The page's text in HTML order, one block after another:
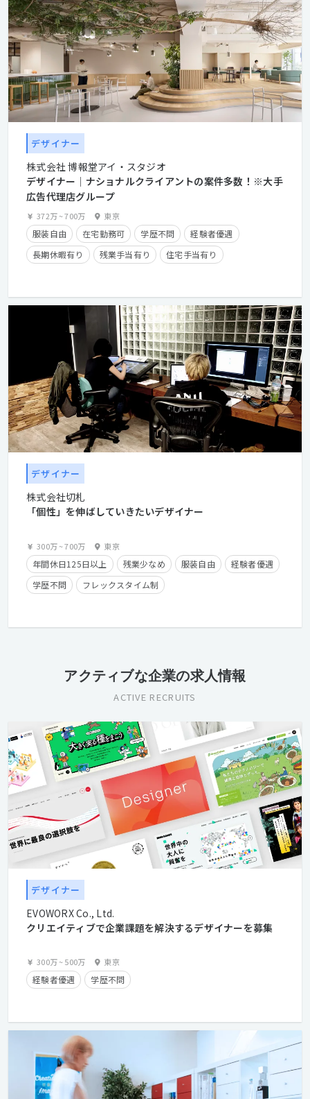
デザイナー
株式会社 博報堂アイ・スタジオ
デザイナー│ナショナルクライアントの案件多数！※大手
広告代理店グループ
372万~700万 東京
服装自由 在宅勤務可 学歴不問
経験者優遇
長期休暇有り
残業手当有り
住宅手当有り
デザイナー
株式会社切札
「個性」を伸ばしていきたいデザイナー
300万~700万 東京
年間休日125日以上 残業少なめ 服装自由
経験者優遇
学歴不問
フレックスタイム制
アクティブな企業の求人情報
ACTIVE RECRUITS
デザイナー
EVOWORX Co., Ltd.
クリエイティブで企業課題を解決するデザイナーを募集
300万~500万 東京
経験者優遇 学歴不問